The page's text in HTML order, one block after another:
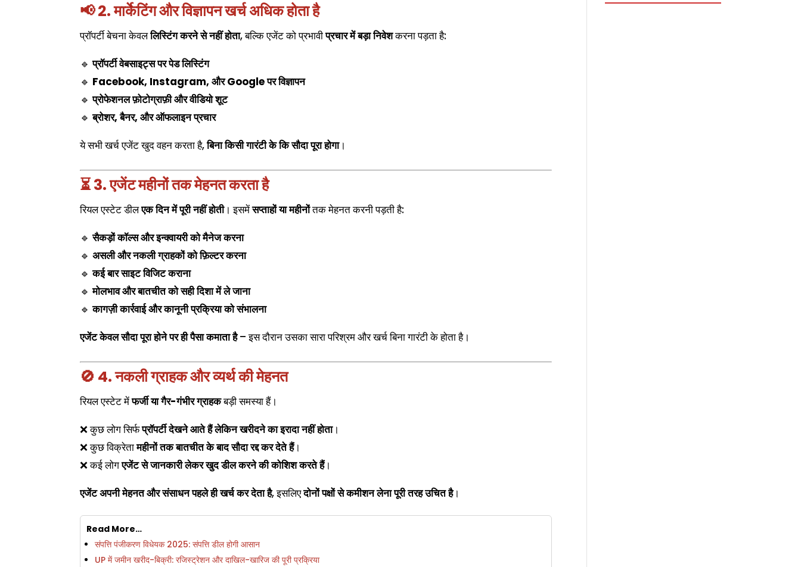
📢 2. मार्केटिंग और विज्ञापन खर्च अधिक होता है
प्रॉपर्टी बेचना केवललिस्टिंग करने से नहीं होता, बल्कि एजेंट को प्रभावीप्रचार में बड़ा निवेशकरना पड़ता है:
🔹प्रॉपर्टी वेबसाइट्स पर पेड लिस्टिंग
🔹 Facebook, Instagram, और Google पर विज्ञापन
🔹प्रोफेशनल फ़ोटोग्राफ़ी और वीडियो शूट
🔹ब्रोशर, बैनर, और ऑफलाइन प्रचार
ये सभी खर्च एजेंट खुद वहन करता है,बिना किसी गारंटी के कि सौदा पूरा होगा।
⏳ 3. एजेंट महीनों तक मेहनत करता है
रियल एस्टेट डीलएक दिन में पूरी नहीं होती। इसमेंसप्ताहों या महीनोंतक मेहनत करनी पड़ती है:
🔹सैकड़ों कॉल्स और इन्क्वायरी को मैनेज करना
🔹असली और नकली ग्राहकों को फ़िल्टर करना
🔹कई बार साइट विजिट कराना
🔹मोलभाव और बातचीत को सही दिशा में ले जाना
🔹कागज़ी कार्रवाई और कानूनी प्रक्रिया को संभालना
एजेंट केवल सौदा पूरा होने पर ही पैसा कमाता है– इस दौरान उसका सारा परिश्रम और खर्च बिना गारंटी के होता है।
🚫 4. नकली ग्राहक और व्यर्थ की मेहनत
रियल एस्टेट मेंफर्जी या गैर-गंभीर ग्राहकबड़ी समस्या हैं।
❌ कुछ लोग सिर्फप्रॉपर्टी देखने आते हैं लेकिन खरीदने का इरादा नहीं होता।
❌ कुछ विक्रेतामहीनों तक बातचीत के बाद सौदा रद्द कर देते हैं।
❌ कई लोगएजेंट से जानकारी लेकर खुद डील करने की कोशिश करते हैं।
एजेंट अपनी मेहनत और संसाधन पहले ही खर्च कर देता है, इसलिएदोनों पक्षों से कमीशन लेना पूरी तरह उचित है।
Read More…
संपत्ति पंजीकरण विधेयक 2025: संपत्ति डील होगी आसान
UP में जमीन खरीद-बिक्री: रजिस्ट्रेशन और दाखिल-खारिज की पूरी प्रक्रिया